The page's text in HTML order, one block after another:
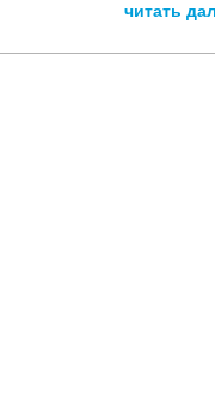
читать